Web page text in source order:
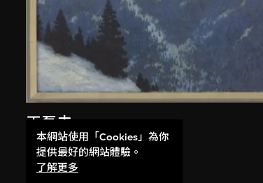
王磊夫
回聲
1981
本網站使用「Cookies」為你
提供最好的網站體驗。
了解更多